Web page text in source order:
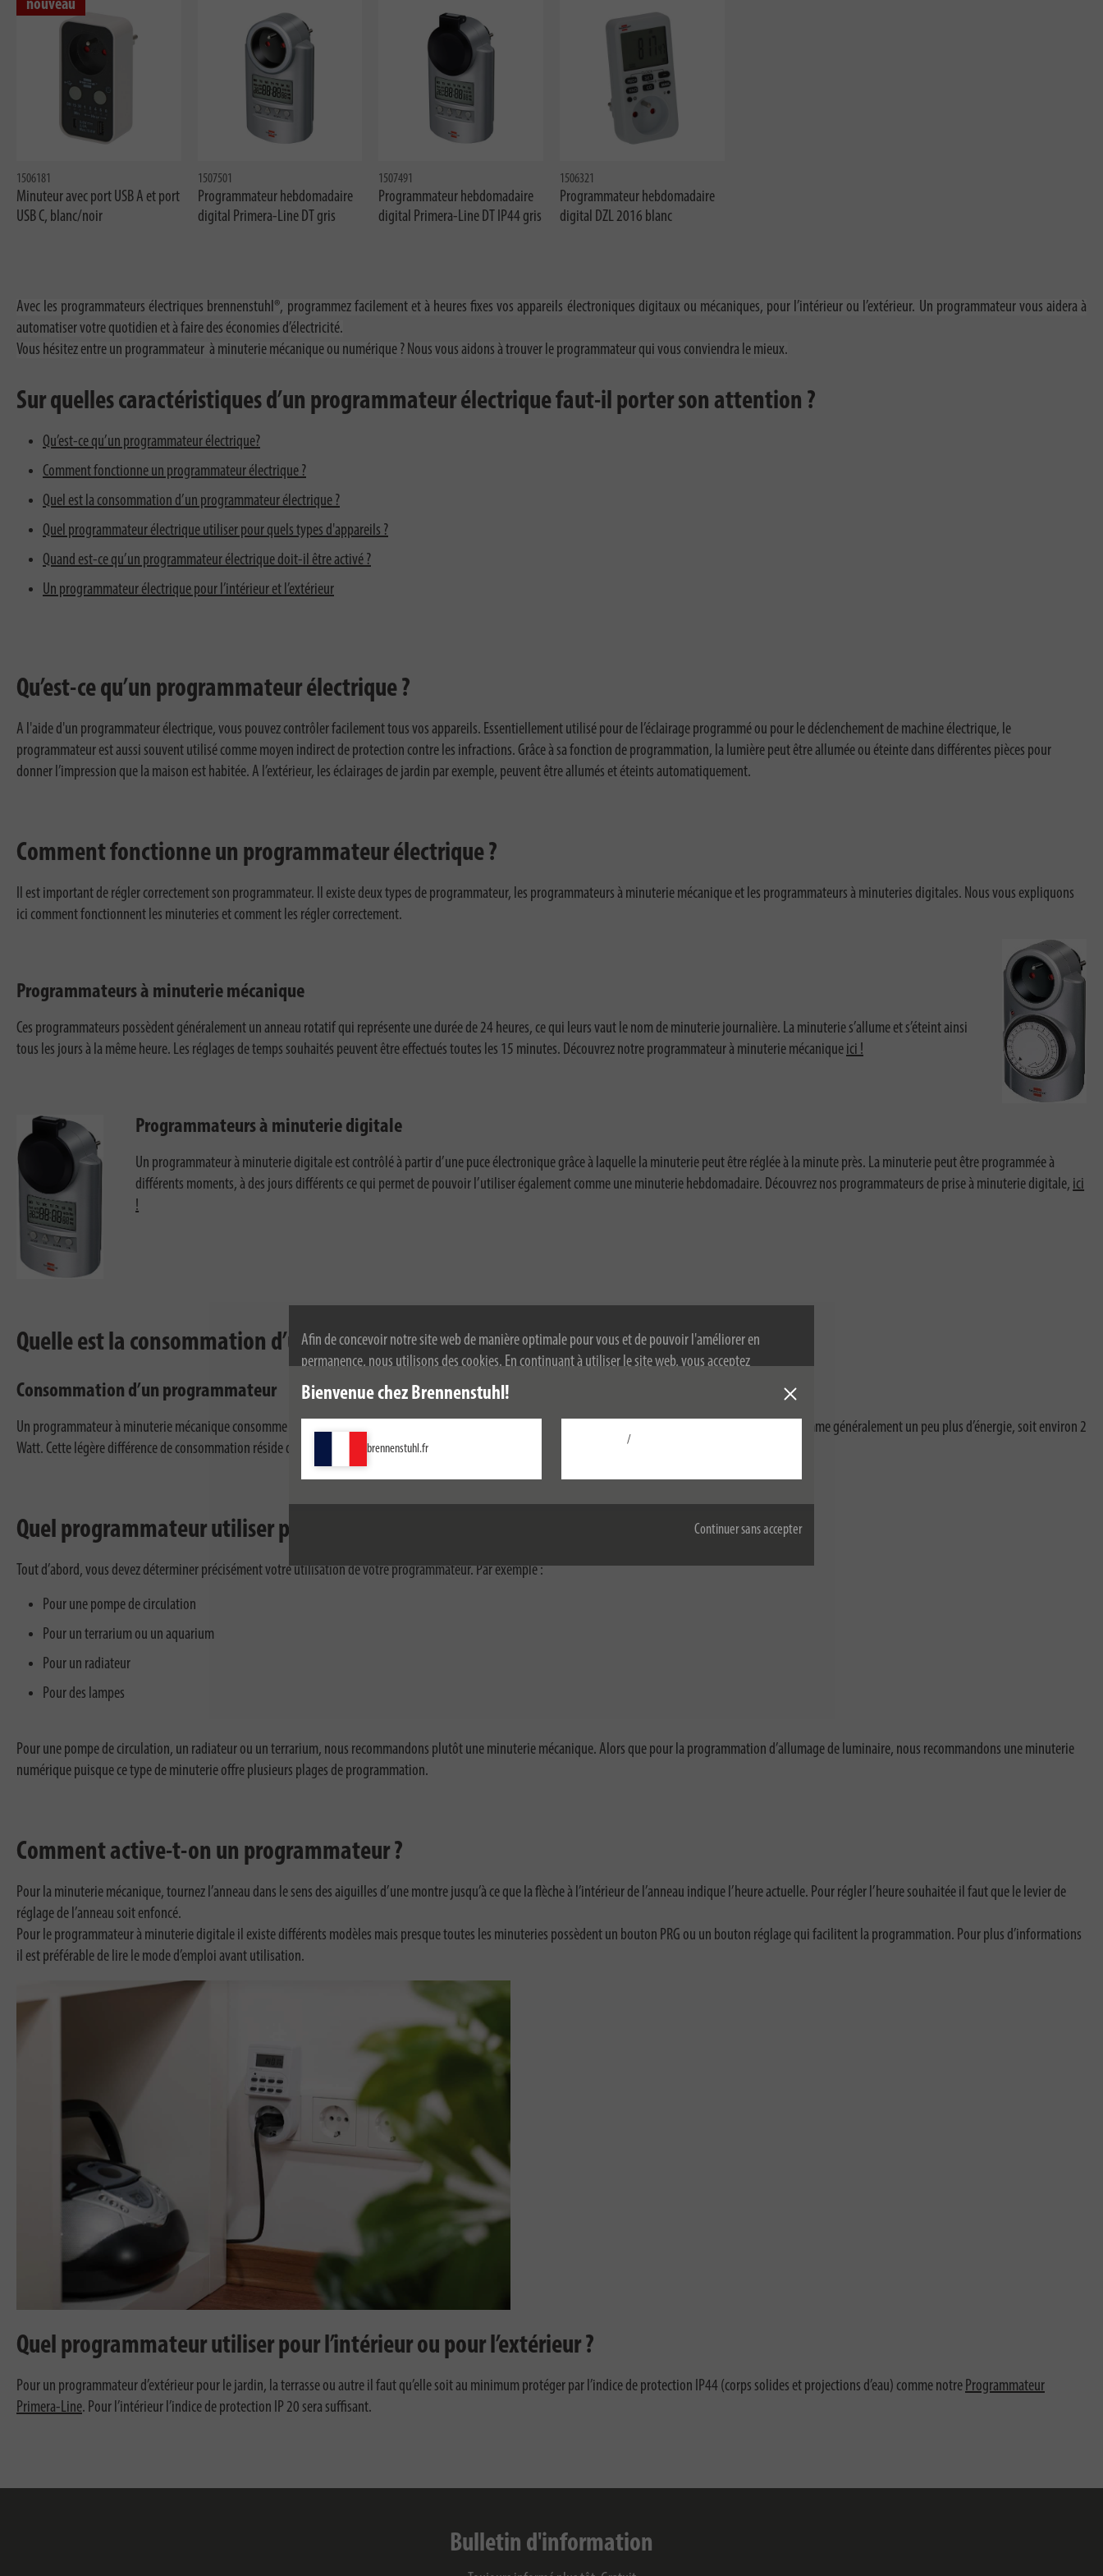
Afin de concevoir notre site web de manière optimale pour vous et de pouvoir l'améliorer en
permanence, nous utilisons des cookies. En continuant à utiliser le site web, vous acceptez
l'utilisation de cookies. Pour plus d'informations sur les cookies, veuillez consulter notre politique
de confidentialité.
Continuer sans accepter
Bienvenue chez Brennenstuhl!
brennenstuhl.fr
/
nouveau
1506181
Minuteur avec port USB A et port
USB C, blanc/noir
1507501
Programmateur hebdomadaire
digital Primera-Line DT gris
1507491
Programmateur hebdomadaire
digital Primera-Line DT IP44 gris
1506321
Programmateur hebdomadaire
digital DZL 2016 blanc
Avec les programmateurs électriques brennenstuhl®, programmez facilement et à heures fixes vos appareils électroniques digitaux ou mécaniques, pour l’intérieur ou l’extérieur. Un programmateur vous aidera à
automatiser votre quotidien et à faire des économies d’électricité.
Vous hésitez entre un programmateur à minuterie mécanique ou numérique ? Nous vous aidons à trouver le programmateur qui vous conviendra le mieux.
Sur quelles caractéristiques d’un programmateur électrique faut-il porter son attention ?
Qu’est-ce qu’un programmateur électrique?
Comment fonctionne un programmateur électrique ?
Quel est la consommation d’un programmateur électrique ?
Quel programmateur électrique utiliser pour quels types d'appareils ?
Quand est-ce qu’un programmateur électrique doit-il être activé ?
Un programmateur électrique pour l’intérieur et l’extérieur
Qu’est-ce qu’un programmateur électrique ?
A l'aide d'un programmateur électrique, vous pouvez contrôler facilement tous vos appareils. Essentiellement utilisé pour de l’éclairage programmé ou pour le déclenchement de machine électrique, le
programmateur est aussi souvent utilisé comme moyen indirect de protection contre les infractions. Grâce à sa fonction de programmation, la lumière peut être allumée ou éteinte dans différentes pièces pour
donner l’impression que la maison est habitée. A l’extérieur, les éclairages de jardin par exemple, peuvent être allumés et éteints automatiquement.
Comment fonctionne un programmateur électrique ?
Il est important de régler correctement son programmateur. Il existe deux types de programmateur, les programmateurs à minuterie mécanique et les programmateurs à minuteries digitales. Nous vous expliquons
ici comment fonctionnent les minuteries et comment les régler correctement.
Programmateurs à minuterie mécanique
Ces programmateurs possèdent généralement un anneau rotatif qui représente une durée de 24 heures, ce qui leurs vaut le nom de minuterie journalière. La minuterie s’allume et s’éteint ainsi
tous les jours à la même heure. Les réglages de temps souhaités peuvent être effectués toutes les 15 minutes. Découvrez notre programmateur à minuterie mécanique ici !
Programmateurs à minuterie digitale
Un programmateur à minuterie digitale est contrôlé à partir d’une puce électronique grâce à laquelle la minuterie peut être réglée à la minute près. La minuterie peut être programmée à
différents moments, à des jours différents ce qui permet de pouvoir l’utiliser également comme une minuterie hebdomadaire. Découvrez nos programmateurs de prise à minuterie digitale, ici
!
Quelle est la consommation d’un programmateur ?
Consommation d’un programmateur
Un programmateur à minuterie mécanique consomme environ 1 Watt par heure. Ce qui signifie 24 Watt par jour. Un programmateur à minuterie digitale consomme généralement un peu plus d’énergie, soit environ 2
Watt. Cette légère différence de consommation réside dans l’écran LCD.
Quel programmateur utiliser pour quels types d'appareils ?
Tout d’abord, vous devez déterminer précisément votre utilisation de votre programmateur. Par exemple :
Pour une pompe de circulation
Pour un terrarium ou un aquarium
Pour un radiateur
Pour des lampes
Pour une pompe de circulation, un radiateur ou un terrarium, nous recommandons plutôt une minuterie mécanique. Alors que pour la programmation d’allumage de luminaire, nous recommandons une minuterie
numérique puisque ce type de minuterie offre plusieurs plages de programmation.
Comment active-t-on un programmateur ?
Pour la minuterie mécanique, tournez l’anneau dans le sens des aiguilles d’une montre jusqu’à ce que la flèche à l’intérieur de l’anneau indique l’heure actuelle. Pour régler l’heure souhaitée il faut que le levier de
réglage de l’anneau soit enfoncé.
Pour le programmateur à minuterie digitale il existe différents modèles mais presque toutes les minuteries possèdent un bouton PRG ou un bouton réglage qui facilitent la programmation. Pour plus d’informations
il est préférable de lire le mode d’emploi avant utilisation.
Quel programmateur utiliser pour l’intérieur ou pour l’extérieur ?
Pour un programmateur d’extérieur pour le jardin, la terrasse ou autre il faut qu’elle soit au minimum protéger par l’indice de protection IP44 (corps solides et projections d’eau) comme notre Programmateur
Primera-Line. Pour l’intérieur l’indice de protection IP 20 sera suffisant.
Bulletin d'information